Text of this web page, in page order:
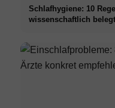
Schlafhygiene: 10
wissenschaftlich belegt